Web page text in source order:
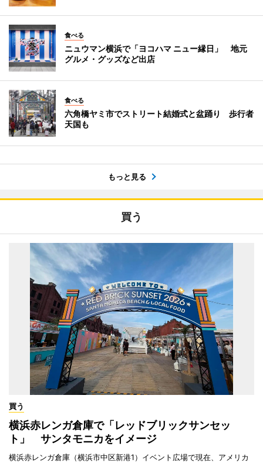
食べる
ニュウマン横浜で「ヨコハマ ニュー縁日」 地元
グルメ・グッズなど出店
食べる
六角橋ヤミ市でストリート結婚式と盆踊り 歩行者
天国も
もっと見る
買う
買う
横浜赤レンガ倉庫で「レッドブリックサンセッ
ト」 サンタモニカをイメージ
横浜赤レンガ倉庫（横浜市中区新港1）イベント広場で現在、アメリカ